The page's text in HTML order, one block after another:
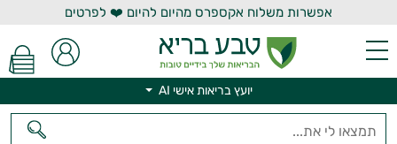
אפשרות משלוח אקספרס מהיום להיום ❤️ לפרטים
יועץ בריאות אישי AI